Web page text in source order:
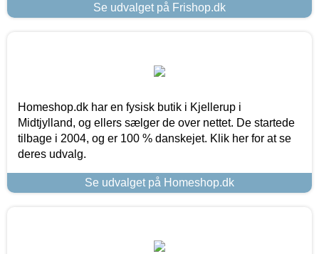
Se udvalget på Frishop.dk
Homeshop.dk har en fysisk butik i Kjellerup i
Midtjylland, og ellers sælger de over nettet. De startede
tilbage i 2004, og er 100 % danskejet. Klik her for at se
deres udvalg.
Se udvalget på Homeshop.dk